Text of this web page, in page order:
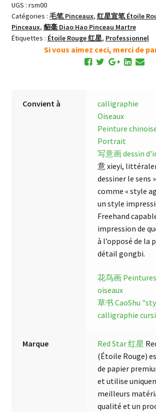
Martre
de
Luxe
UGS : rsm00
Catégories : 毛笔 Pinceaux, 红星宣笔 Étoile
Pinceaux, 貂毫 Diao Hao Pinceau Martre
Étiquettes : Étoile Rouge 红星, Professionnel
Si vous aimez ceci, merci de
Convient à
calligraphie
Oiseaux
Peinture
Portrait
写意画 dessin
意 xieyi,
dessiner le sens
comme « style
un style
Freehand
impression de
à l’opposé de la
détail gongbi.
花鸟画
oiseaux
草书 CaoShu
calligraphie
Marque Red Star 红星
(Étoile Rouge)
de papier
et utilise
meilleurs
qualité et un